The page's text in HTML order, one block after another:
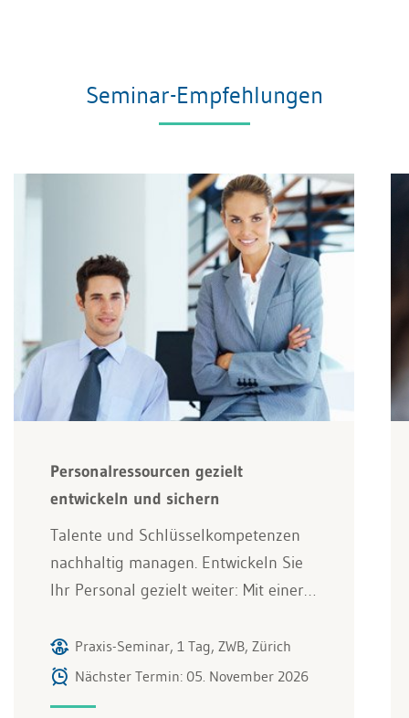
Seminar-Empfehlungen
Personalressourcen gezielt
entwickeln und sichern
Talente und Schlüsselkompetenzen
nachhaltig managen. Entwickeln Sie
Ihr Personal gezielt weiter: Mit einer…
Praxis-Seminar, 1 Tag, ZWB, Zürich
Nächster Termin: 05. November 2026